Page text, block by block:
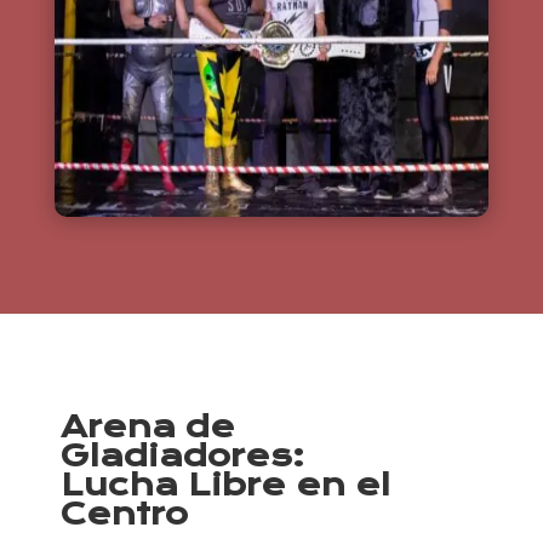
Arena de
Gladiadores:
Lucha Libre en el
Centro